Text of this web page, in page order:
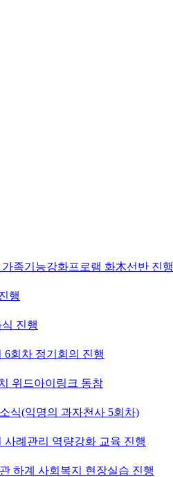
족기능강화프로램 화木선반 진행
행
진행
6회차 정기회의 진행
위드아이링크 동참
식(익명의 과자천사 5회차)
례관리 역량강화 교육 진행
하계 사회복지 현장실습 진행